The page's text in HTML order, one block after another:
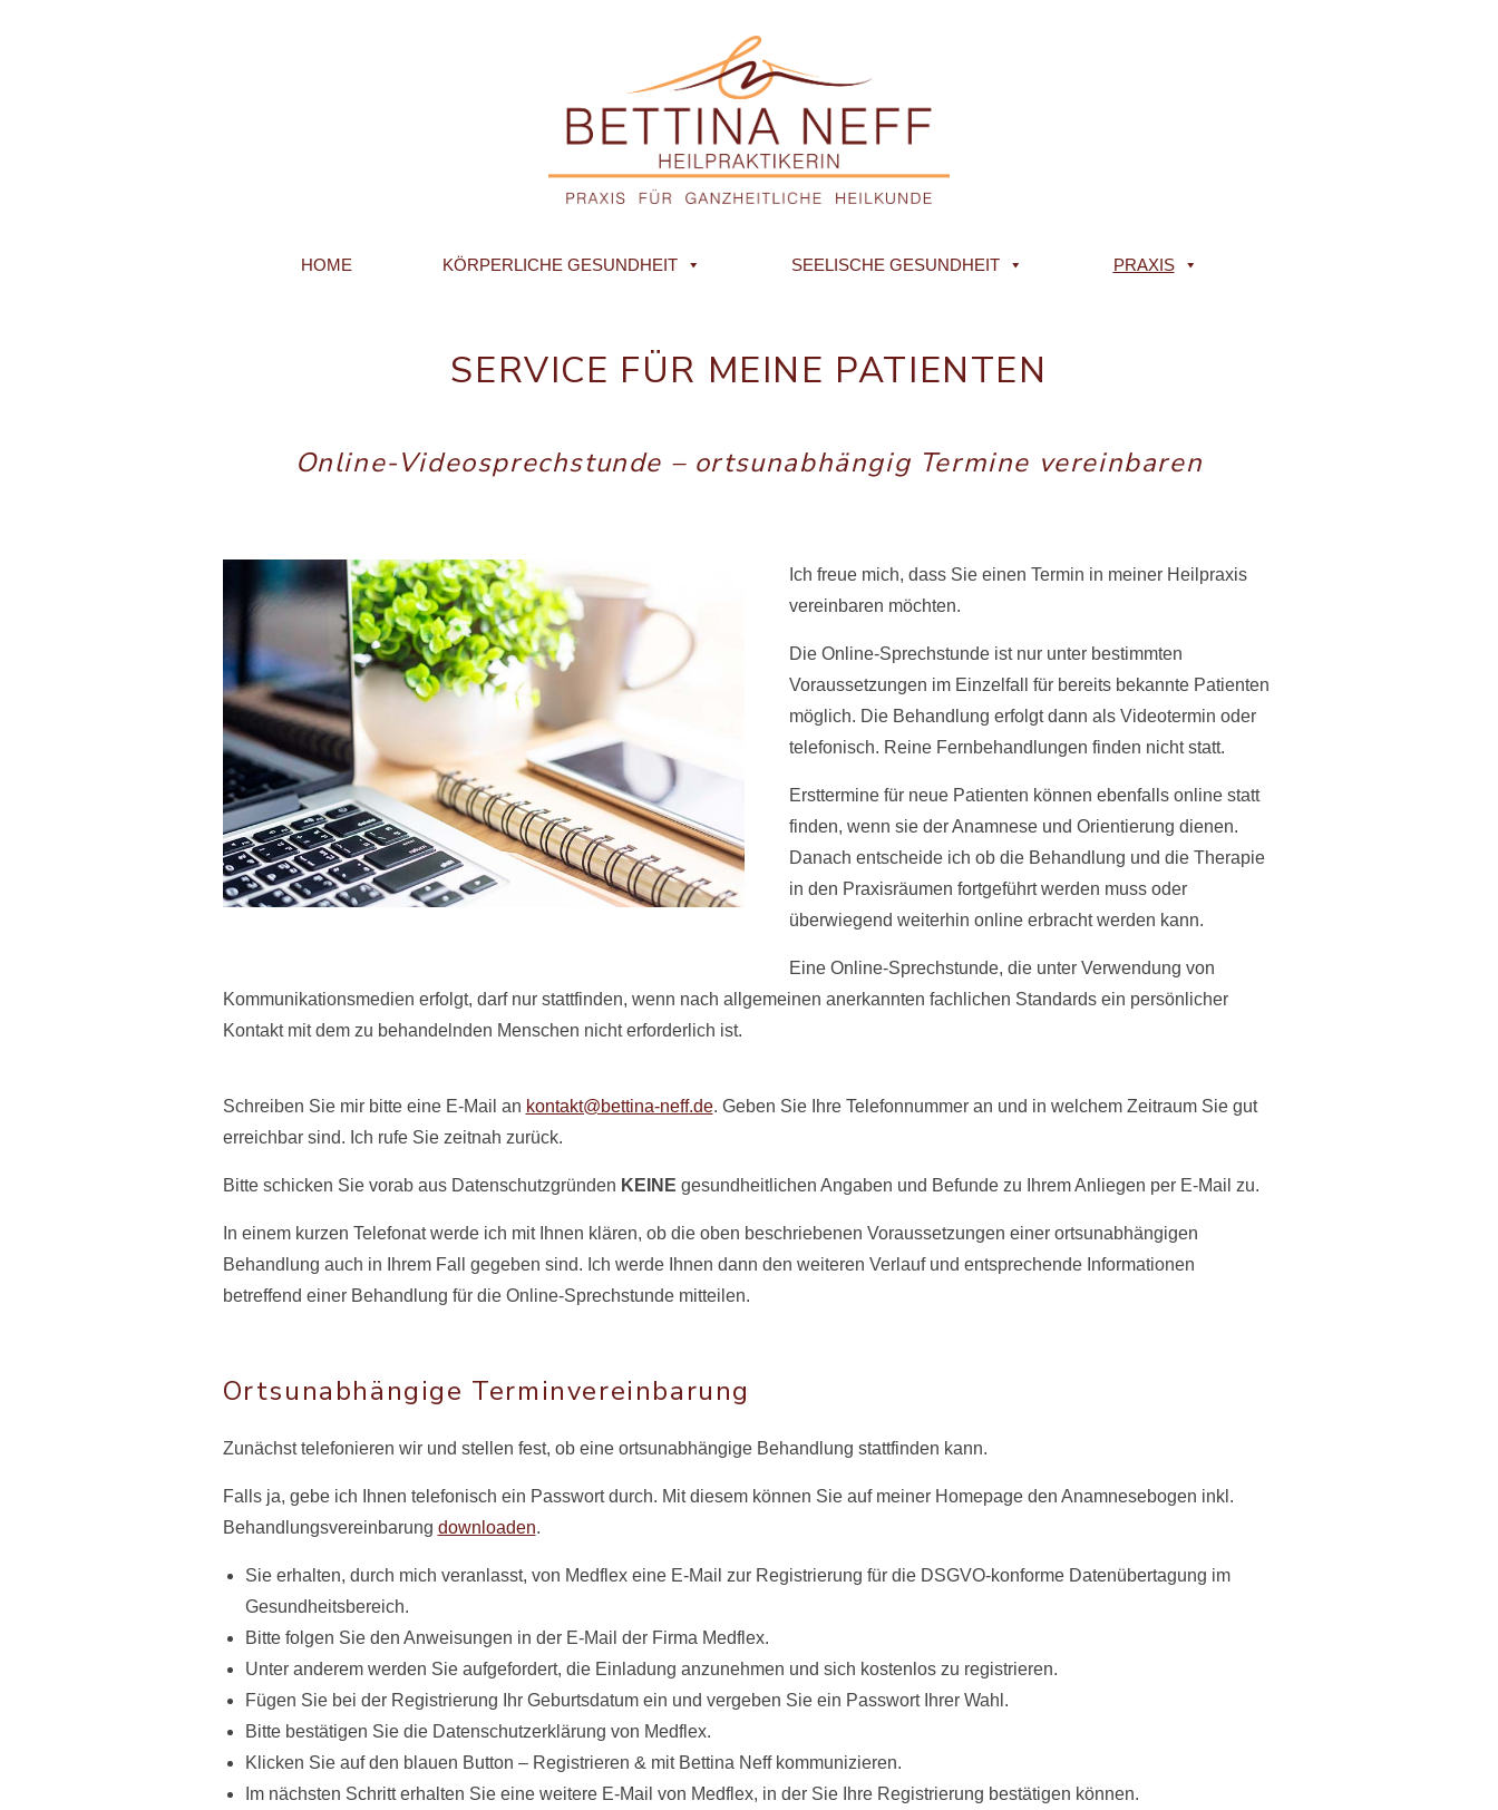
HOME KÖRPERLICHE GESUNDHEIT SEELISCHE GESUNDHEIT PRAXIS
SERVICE FÜR MEINE PATIENTEN
Online-Videosprechstunde – ortsunabhängig Termine vereinbaren
Ich freue mich, dass Sie einen Termin in meiner Heilpraxis
vereinbaren möchten.
Die Online-Sprechstunde ist nur unter bestimmten
Voraussetzungen im Einzelfall für bereits bekannte Patienten
möglich. Die Behandlung erfolgt dann als Videotermin oder
telefonisch. Reine Fernbehandlungen finden nicht statt.
Ersttermine für neue Patienten können ebenfalls online statt
finden, wenn sie der Anamnese und Orientierung dienen.
Danach entscheide ich ob die Behandlung und die Therapie
in den Praxisräumen fortgeführt werden muss oder
überwiegend weiterhin online erbracht werden kann.
Eine Online-Sprechstunde, die unter Verwendung von
Kommunikationsmedien erfolgt, darf nur stattfinden, wenn nach allgemeinen anerkannten fachlichen Standards ein persönlicher
Kontakt mit dem zu behandelnden Menschen nicht erforderlich ist.
Schreiben Sie mir bitte eine E-Mail an kontakt@bettina-neff.de. Geben Sie Ihre Telefonnummer an und in welchem Zeitraum Sie gut
erreichbar sind. Ich rufe Sie zeitnah zurück.
Bitte schicken Sie vorab aus Datenschutzgründen KEINE gesundheitlichen Angaben und Befunde zu Ihrem Anliegen per E-Mail zu.
In einem kurzen Telefonat werde ich mit Ihnen klären, ob die oben beschriebenen Voraussetzungen einer ortsunabhängigen
Behandlung auch in Ihrem Fall gegeben sind. Ich werde Ihnen dann den weiteren Verlauf und entsprechende Informationen
betreffend einer Behandlung für die Online-Sprechstunde mitteilen.
Ortsunabhängige Terminvereinbarung
Zunächst telefonieren wir und stellen fest, ob eine ortsunabhängige Behandlung stattfinden kann.
Falls ja, gebe ich Ihnen telefonisch ein Passwort durch. Mit diesem können Sie auf meiner Homepage den Anamnesebogen inkl.
Behandlungsvereinbarung downloaden.
Sie erhalten, durch mich veranlasst, von Medflex eine E-Mail zur Registrierung für die DSGVO-konforme Datenübertagung im
Gesundheitsbereich.
Bitte folgen Sie den Anweisungen in der E-Mail der Firma Medflex.
Unter anderem werden Sie aufgefordert, die Einladung anzunehmen und sich kostenlos zu registrieren.
Fügen Sie bei der Registrierung Ihr Geburtsdatum ein und vergeben Sie ein Passwort Ihrer Wahl.
Bitte bestätigen Sie die Datenschutzerklärung von Medflex.
Klicken Sie auf den blauen Button – Registrieren & mit Bettina Neff kommunizieren.
Im nächsten Schritt erhalten Sie eine weitere E-Mail von Medflex, in der Sie Ihre Registrierung bestätigen können.